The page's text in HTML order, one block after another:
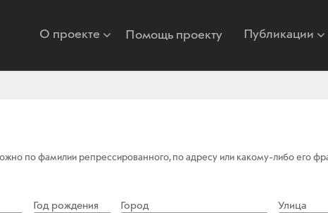
О проекте Помощь проекту Публикации
по фамилии репрессированного, по адресу или какому-либо его
Год рождения Город Улица